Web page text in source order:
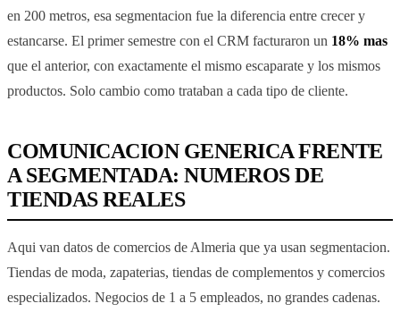
en 200 metros, esa segmentacion fue la diferencia entre crecer y
estancarse. El primer semestre con el CRM facturaron un 18% mas
que el anterior, con exactamente el mismo escaparate y los mismos
productos. Solo cambio como trataban a cada tipo de cliente.
COMUNICACION GENERICA FRENTE
A SEGMENTADA: NUMEROS DE
TIENDAS REALES
Aqui van datos de comercios de Almeria que ya usan segmentacion.
Tiendas de moda, zapaterias, tiendas de complementos y comercios
especializados. Negocios de 1 a 5 empleados, no grandes cadenas.